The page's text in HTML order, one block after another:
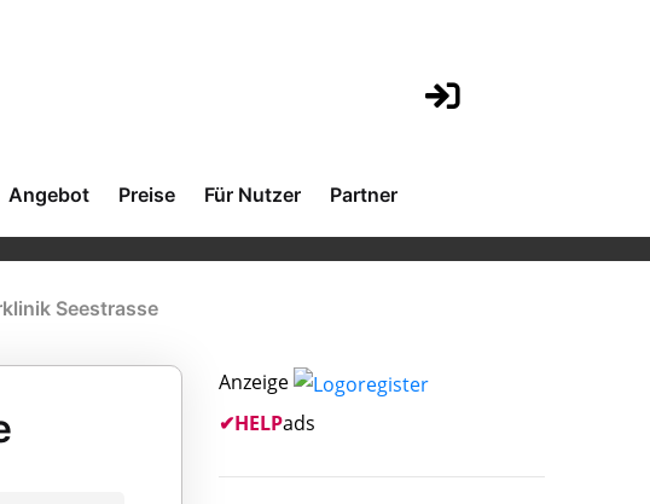
Angebot Preise Für Nutzer Partner
Seestrasse
Anzeige
✔HELPads